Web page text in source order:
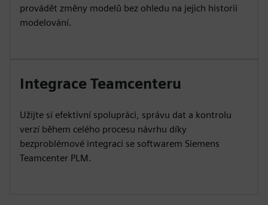
provádět změny modelů bez ohledu na jejich historii
modelování.
Integrace Teamcenteru
Užijte si efektivní spolupráci, správu dat a kontrolu
verzí během celého procesu návrhu díky
bezproblémové integraci se softwarem Siemens
Teamcenter PLM.